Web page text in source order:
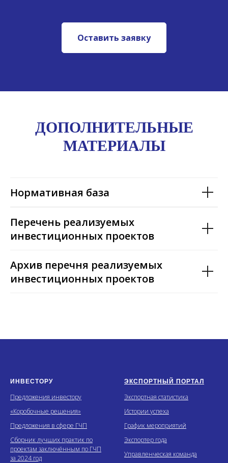
Оставить заявку
ДОПОЛНИТЕЛЬНЫЕ
МАТЕРИАЛЫ
Нормативная база
Перечень реализуемых
инвестиционных проектов
Архив перечня реализуемых
инвестиционных проектов
ИНВЕСТОРУ
Предложения инвестору
«Коробочные решения»
Предложения в сфере ГЧП
Сборник лучших практик по
проектам заключённым по ГЧП
за 2024 год
ЭКСПОРТНЫЙ ПОРТАЛ
Экспортная статистика
Истории успеха
График мероприятий
Экспортер года
Управленческая команда